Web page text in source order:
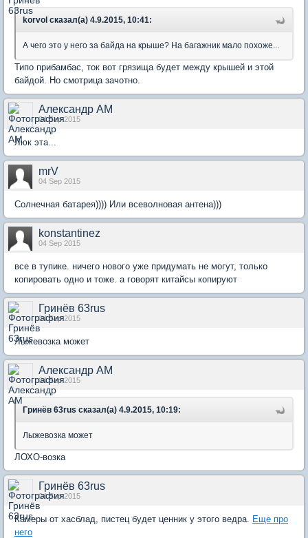
korvol сказал(а) 4.9.2015, 10:41:
А чего это у него за байда на крыше? На багажник мало похоже...
Типо прибамбас, ток вот грязища будет между крышей и этой
байдой. Но смотрица зачотно.
Александр АМ
04 Sep 2015
Люк эта...
mrV
04 Sep 2015
Солнечная батарея)))) Или всеволновая антена)))
konstantinez
04 Sep 2015
все в тупике. ничего нового уже придумать не могут, только
копировать одно и тоже. а говорят китайсы копируют
Гринёв 63rus
04 Sep 2015
Лыжевозка может
Александр АМ
04 Sep 2015
Гринёв 63rus сказал(а) 4.9.2015, 10:19:
Лыжевозка может
ЛОХО-возка
Гринёв 63rus
04 Sep 2015
Камеры от хасблад, пистец будет ценник у этого ведра. Еще про
него